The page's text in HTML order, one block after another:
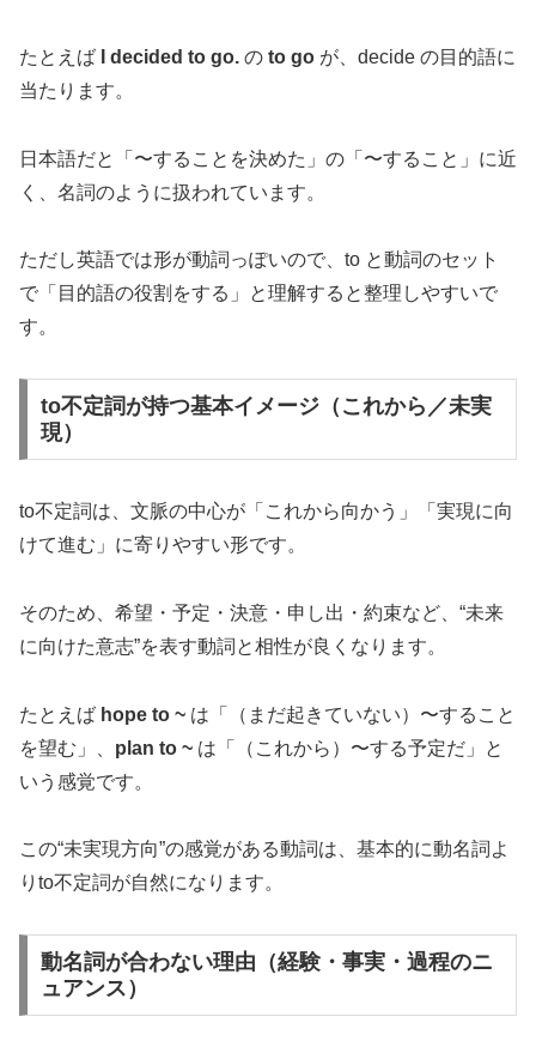
たとえば I decided to go. の to go が、decide の目的語に
当たります。
日本語だと「〜することを決めた」の「〜すること」に近
く、名詞のように扱われています。
ただし英語では形が動詞っぽいので、to と動詞のセット
で「目的語の役割をする」と理解すると整理しやすいで
す。
to不定詞が持つ基本イメージ（これから／未実
現）
to不定詞は、文脈の中心が「これから向かう」「実現に向
けて進む」に寄りやすい形です。
そのため、希望・予定・決意・申し出・約束など、“未来
に向けた意志”を表す動詞と相性が良くなります。
たとえば hope to ~ は「（まだ起きていない）〜すること
を望む」、 plan to ~ は「（これから）〜する予定だ」と
いう感覚です。
この“未実現方向”の感覚がある動詞は、基本的に動名詞よ
りto不定詞が自然になります。
動名詞が合わない理由（経験・事実・過程のニ
ュアンス）